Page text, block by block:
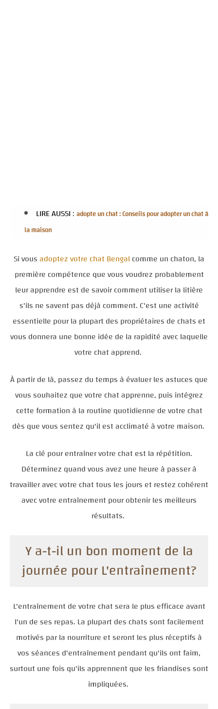
LIRE AUSSI : adopte un chat : Conseils pour adopter un chat à
la maison
Si vousadoptez votre chat Bengalcomme un chaton, la
première compétence que vous voudrez probablement
leur apprendre est de savoir comment utiliser la litière
s'ils ne savent pas déjà comment. C'est une activité
essentielle pour la plupart des propriétaires de chats et
vous donnera une bonne idée de la rapidité avec laquelle
votre chat apprend.
À partir de là, passez du temps à évaluer les astuces que
vous souhaitez que votre chat apprenne, puis intégrez
cette formation à la routine quotidienne de votre chat
dès que vous sentez qu'il est acclimaté à votre maison.
La clé pour entraîner votre chat est la répétition.
Déterminez quand vous avez une heure à passer à
travailler avec votre chat tous les jours et restez cohérent
avec votre entraînement pour obtenir les meilleurs
résultats.
Y a-t-il un bon moment de la
journée pour L'entraînement?
L'entraînement de votre chat sera le plus efficace avant
l'un de ses repas. La plupart des chats sont facilement
motivés par la nourriture et seront les plus réceptifs à
vos séances d'entraînement pendant qu'ils ont faim,
surtout une fois qu'ils apprennent que les friandises sont
impliquées.